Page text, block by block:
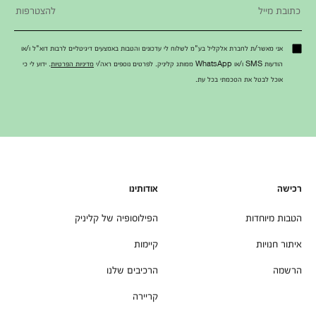
אני מאשר/ת לחברת אלקליל בע"מ לשלוח לי עדכונים והטבות באמצעים דיגיטליים לרבות דוא"ל ו/או
הודעות SMS ו/או WhatsApp ממותג קליניק. לפרטים נוספים ראה/י
מדיניות הפרטיות . ידוע לי כי
אוכל לבטל את הסכמתי בכל עת.
רכישה
הטבות מיוחדות
איתור חנויות
הרשמה
אודותינו
הפילוסופיה של קליניק
קיימות
הרכיבים שלנו
קריירה